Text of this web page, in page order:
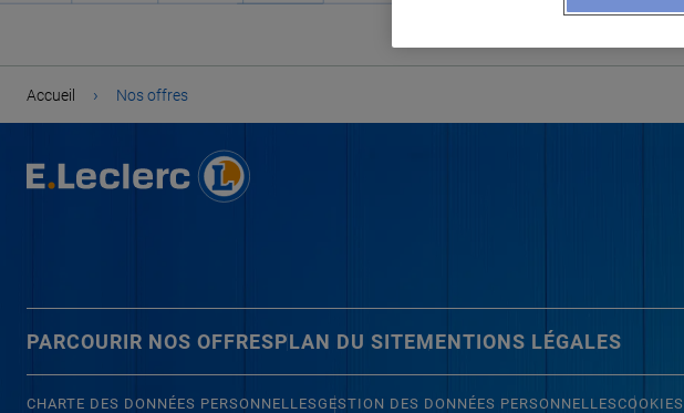
Accueil › Nos offres
PARCOURIR NOS OFFRESPLAN DU SITEMENTIONS LÉGALES
CHARTE DES DONNÉES PERSONNELLESGESTION DES DONNÉES PERSONNELLESCOOKIES